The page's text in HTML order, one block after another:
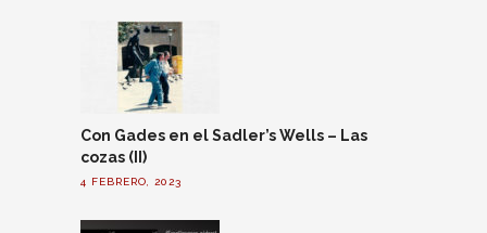
Con Gades en el Sadler’s Wells – Las
cozas (II)
4 FEBRERO, 2023